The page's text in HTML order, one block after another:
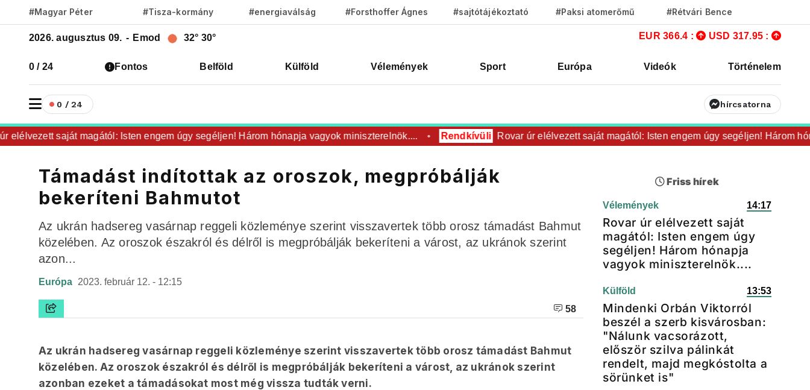
#Magyar Péter #Tisza-kormány #energiaválság #Forsthoffer Ágnes #sajtótájékoztató #Paksi atomerőmű #Rétvári Bence
2026. augusztus 09. - Emod 32° 30° EUR 366.4 : USD 317.95 :
0 / 24 Fontos Belföld Külföld Vélemények Sport Európa Videók Történelem
0 / 24 hírcsatorna
saját magától: Isten engem úgy segéljen! Három hónapja vagyok miniszterelnök.... Rendkívüli Rovar úr elélvezett saját magától: Isten engem úgy segéljen! Három
Támadást indítottak az oroszok, megpróbálják
bekeríteni Bahmutot
Az ukrán hadsereg vasárnap reggeli közleménye szerint visszavertek több orosz támadást Bahmut
közelében. Az oroszok északról és délről is megpróbálják bekeríteni a várost, az ukránok szerint
azon...
Európa 2023. február 12. - 12:15
58
Az ukrán hadsereg vasárnap reggeli közleménye szerint visszavertek több orosz támadást Bahmut
közelében. Az oroszok északról és délről is megpróbálják bekeríteni a várost, az ukránok szerint
azonban ezeket a támadásokat most még vissza tudták verni.
Friss hírek
Vélemények 14:17
Rovar úr elélvezett saját
magától: Isten engem úgy
segéljen! Három hónapja
vagyok miniszterelnök....
Külföld 13:53
Mindenki Orbán Viktorról
beszél a szerb kisvárosban:
"Nálunk vacsorázott,
először szilva pálinkát
rendelt, majd megkóstolta a
sörünket is"